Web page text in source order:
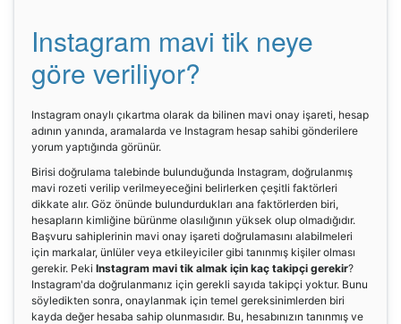
Instagram mavi tik neye
göre veriliyor?
Instagram onaylı çıkartma olarak da bilinen mavi onay işareti, hesap
adının yanında, aramalarda ve Instagram hesap sahibi gönderilere
yorum yaptığında görünür.
Birisi doğrulama talebinde bulunduğunda Instagram, doğrulanmış
mavi rozeti verilip verilmeyeceğini belirlerken çeşitli faktörleri
dikkate alır. Göz önünde bulundurdukları ana faktörlerden biri,
hesapların kimliğine bürünme olasılığının yüksek olup olmadığıdır.
Başvuru sahiplerinin mavi onay işareti doğrulamasını alabilmeleri
için markalar, ünlüler veya etkileyiciler gibi tanınmış kişiler olması
gerekir. Peki Instagram mavi tik almak için kaç takipçi gerekir?
Instagram'da doğrulanmanız için gerekli sayıda takipçi yoktur. Bunu
söyledikten sonra, onaylanmak için temel gereksinimlerden biri
kayda değer hesaba sahip olunmasıdır. Bu, hesabınızın tanınmış ve